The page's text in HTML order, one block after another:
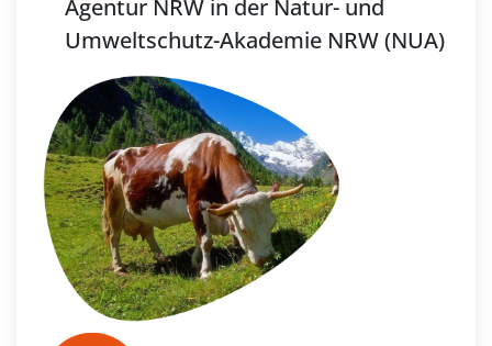
Agentur NRW in der Natur- und
Umweltschutz-Akademie NRW (NUA)